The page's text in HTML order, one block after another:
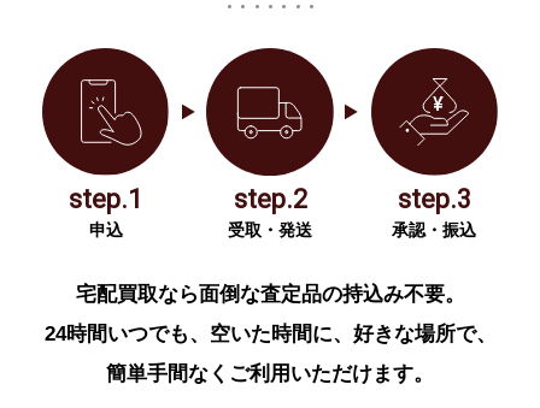
step.1
申込
step.2
受取・発送
step.3
承認・振込
宅配買取なら面倒な査定品の持込み不要。
24時間いつでも、空いた時間に、好きな場所で、
簡単手間なくご利用いただけます。